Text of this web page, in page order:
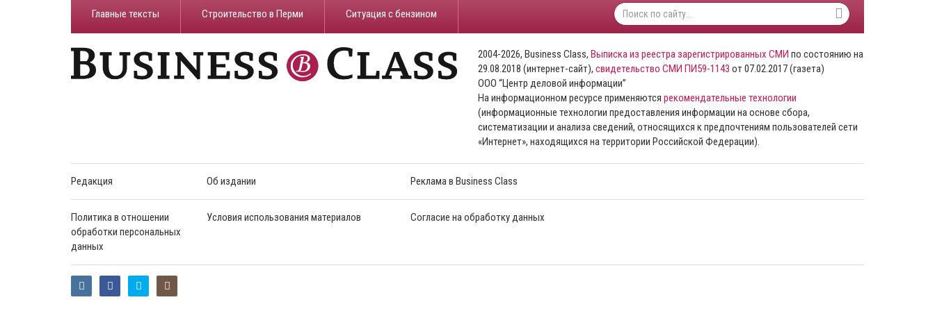
Главные тексты Строительство в Перми ​Ситуация с бензином
2004-2026, Business Class, Выписка из реестра зарегистрированных СМИ по состоянию на
29.08.2018 (интернет-сайт), свидетельство СМИ ПИ59-1143 от 07.02.2017 (газета)
ООО “Центр деловой информации”
На информационном ресурсе применяются рекомендательные технологии
(информационные технологии предоставления информации на основе сбора,
систематизации и анализа сведений, относящихся к предпочтениям пользователей сети
«Интернет», находящихся на территории Российской Федерации).
Редакция Об издании Реклама в Business Class
Политика в отношении
обработки персональных
данных
Условия использования материалов Согласие на обработку данных